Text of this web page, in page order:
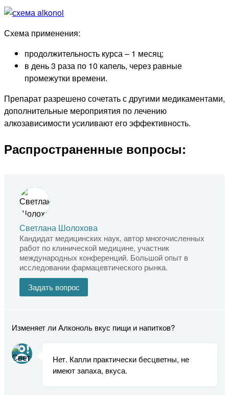
Схема применения:
продолжительность курса – 1 месяц;
в день 3 раза по 10 капель, через равные
промежутки времени.
Препарат разрешено сочетать с другими медикаментами,
дополнительные мероприятия по лечению
алкозависимости усиливают его эффективность.
Распространенные вопросы:
Светлана Шолохова
Кандидат медицинских наук, автор многочисленных
работ по клинической медицине, участник
международных конференций. Большой опыт в
исследовании фармацевтического рынка.
Задать вопрос
Изменяет ли Алконоль вкус пищи и напитков?
Нет. Капли практически бесцветны, не
имеют запаха, вкуса.